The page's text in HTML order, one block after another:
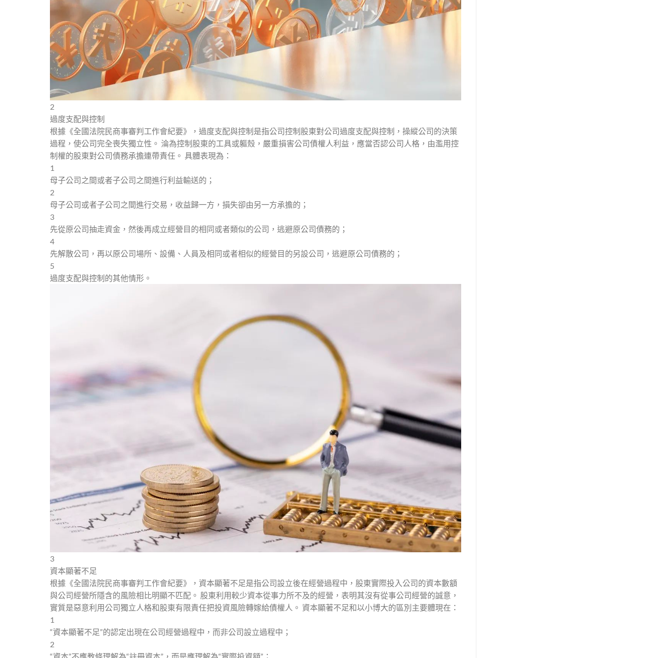
2
過度支配與控制
根據《全國法院民商事審判工作會紀要》，過度支配與控制是指公司控制股東對公司過度支配與控制，操縱公司的決策
過程，使公司完全喪失獨立性。 淪為控制股東的工具或軀殼，嚴重損害公司債權人利益，應當否認公司人格，由濫用控
制權的股東對公司債務承擔連帶責任。 具體表現為：
1
母子公司之間或者子公司之間進行利益輸送的；
2
母子公司或者子公司之間進行交易，收益歸一方，損失卻由另一方承擔的；
3
先從原公司抽走資金，然後再成立經營目的相同或者類似的公司，逃避原公司債務的；
4
先解散公司，再以原公司場所、設備、人員及相同或者相似的經營目的另設公司，逃避原公司債務的；
5
過度支配與控制的其他情形。
3
資本顯著不足
根據《全國法院民商事審判工作會紀要》，資本顯著不足是指公司設立後在經營過程中，股東實際投入公司的資本數額
與公司經營所隱含的風險相比明顯不匹配。 股東利用較少資本從事力所不及的經營，表明其沒有從事公司經營的誠意，
實質是惡意利用公司獨立人格和股東有限責任把投資風險轉嫁給債權人。 資本顯著不足和以小博大的區別主要體現在：
1
“資本顯著不足”的認定出現在公司經營過程中，而非公司設立過程中；
2